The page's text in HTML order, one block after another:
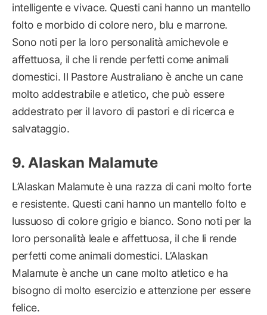
intelligente e vivace. Questi cani hanno un mantello
folto e morbido di colore nero, blu e marrone.
Sono noti per la loro personalità amichevole e
affettuosa, il che li rende perfetti come animali
domestici. Il Pastore Australiano è anche un cane
molto addestrabile e atletico, che può essere
addestrato per il lavoro di pastori e di ricerca e
salvataggio.
Alaskan Malamute
L’Alaskan Malamute è una razza di cani molto forte
e resistente. Questi cani hanno un mantello folto e
lussuoso di colore grigio e bianco. Sono noti per la
loro personalità leale e affettuosa, il che li rende
perfetti come animali domestici. L’Alaskan
Malamute è anche un cane molto atletico e ha
bisogno di molto esercizio e attenzione per essere
felice.